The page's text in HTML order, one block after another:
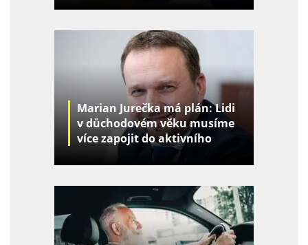
Marian Jurečka má plán: Lidi
v důchodovém věku musíme
více zapojit do aktivního